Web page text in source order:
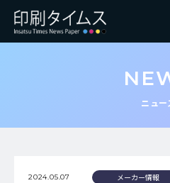
ニュー
2024.05.07 メーカー情報